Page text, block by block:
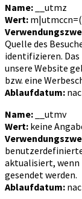
Name: __utmz
Wert:
Quelle des
identifizieren. Das
unsere Website
bzw. eine
Ablaufdatum:
Name: __utmv
Wert: keine
aktualisiert,
gesendet werden.
Ablaufdatum: